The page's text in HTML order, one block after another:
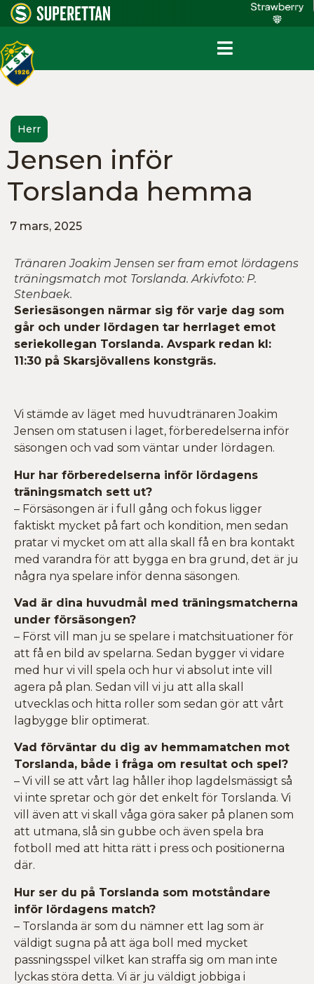
Herr
Jensen inför
Torslanda hemma
7 mars, 2025
Tränaren Joakim Jensen ser fram emot lördagens
träningsmatch mot Torslanda. Arkivfoto: P.
Stenbaek.
Seriesäsongen närmar sig för varje dag som
går och under lördagen tar herrlaget emot
seriekollegan Torslanda. Avspark redan kl:
11:30 på Skarsjövallens konstgräs.
Vi stämde av läget med huvudtränaren Joakim
Jensen om statusen i laget, förberedelserna inför
säsongen och vad som väntar under lördagen.
Hur har förberedelserna inför lördagens
träningsmatch sett ut?
– Försäsongen är i full gång och fokus ligger
faktiskt mycket på fart och kondition, men sedan
pratar vi mycket om att alla skall få en bra kontakt
med varandra för att bygga en bra grund, det är ju
några nya spelare inför denna säsongen.
Vad är dina huvudmål med träningsmatcherna
under försäsongen?
– Först vill man ju se spelare i matchsituationer för
att få en bild av spelarna. Sedan bygger vi vidare
med hur vi vill spela och hur vi absolut inte vill
agera på plan. Sedan vill vi ju att alla skall
utvecklas och hitta roller som sedan gör att vårt
lagbygge blir optimerat.
Vad förväntar du dig av hemmamatchen mot
Torslanda, både i fråga om resultat och spel?
– Vi vill se att vårt lag håller ihop lagdelsmässigt så
vi inte spretar och gör det enkelt för Torslanda. Vi
vill även att vi skall våga göra saker på planen som
att utmana, slå sin gubbe och även spela bra
fotboll med att hitta rätt i press och positionerna
där.
Hur ser du på Torslanda som motståndare
inför lördagens match?
– Torslanda är som du nämner ett lag som är
väldigt sugna på att äga boll med mycket
passningsspel vilket kan straffa sig om man inte
lyckas störa detta. Vi är ju väldigt jobbiga i